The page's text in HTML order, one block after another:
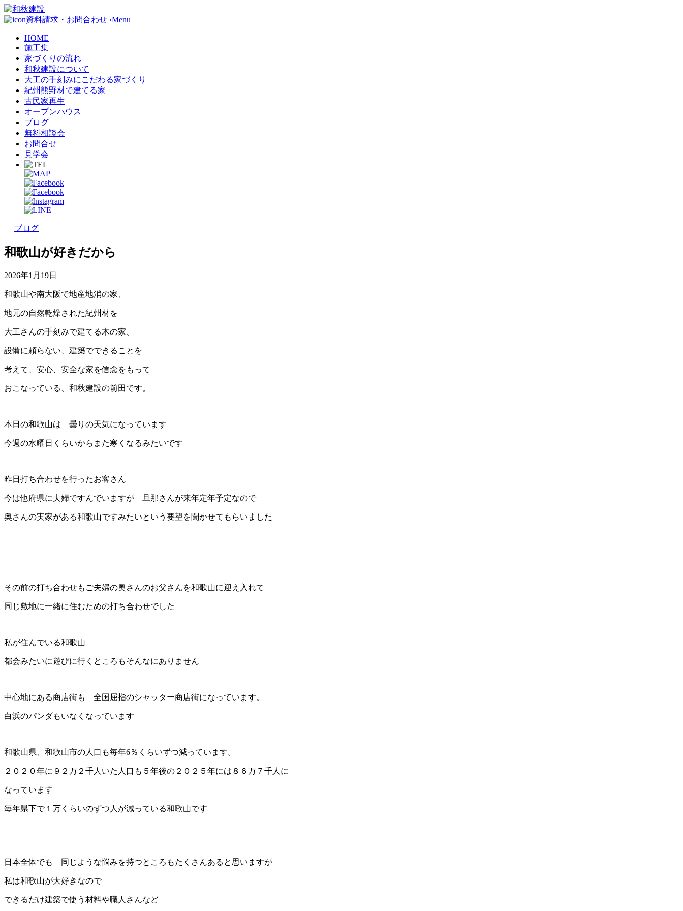
資料請求・お問合わせ ‹Menu
HOME
施工集
家づくりの流れ
和秋建設について
大工の手刻みにこだわる家づくり
紀州熊野材で建てる家
古民家再生
オープンハウス
ブログ
無料相談会
お問合せ
見学会
— ブログ —
和歌山が好きだから
2026年1月19日
和歌山や南大阪で地産地消の家、
地元の自然乾燥された紀州材を
大工さんの手刻みで建てる木の家、
設備に頼らない、建築でできることを
考えて、安心、安全な家を信念をもって
おこなっている、和秋建設の前田です。
本日の和歌山は 曇りの天気になっています
今週の水曜日くらいからまた寒くなるみたいです
昨日打ち合わせを行ったお客さん
今は他府県に夫婦ですんでいますが 旦那さんが来年定年予定なので
奥さんの実家がある和歌山ですみたいという要望を聞かせてもらいました
その前の打ち合わせもご夫婦の奥さんのお父さんを和歌山に迎え入れて
同じ敷地に一緒に住むための打ち合わせでした
私が住んでいる和歌山
都会みたいに遊びに行くところもそんなにありません
中心地にある商店街も 全国屈指のシャッター商店街になっています。
白浜のパンダもいなくなっています
和歌山県、和歌山市の人口も毎年6％くらいずつ減っています。
２０２０年に９２万２千人いた人口も５年後の２０２５年には８６万７千人に
なっています
毎年県下で１万くらいのずつ人が減っている和歌山です
日本全体でも 同じような悩みを持つところもたくさんあると思いますが
私は和歌山が大好きなので
できるだけ建築で使う材料や職人さんなど